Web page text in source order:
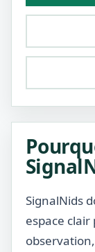
SignalNids
espace